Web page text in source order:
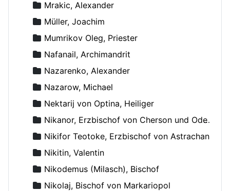
Mrakic, Alexander
Müller, Joachim
Mumrikov Oleg, Priester
Nafanail, Archimandrit
Nazarenko, Alexander
Nazarow, Michael
Nektarij von Optina, Heiliger
Nikanor, Erzbischof von Cherson und Odessa
Nikifor Teotoke, Erzbischof von Astrachan
Nikitin, Valentin
Nikodemus (Milasch), Bischof
Nikolaj, Bischof von Markariopol